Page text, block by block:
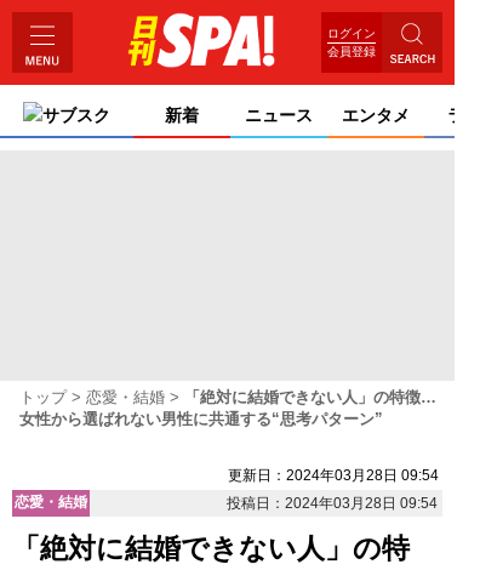
ログイン
会員登録
サブスク 新着 ニュース エンタメ ライ
トップ 恋愛・結婚
「絶対に結婚できない人」の特徴…
女性から選ばれない男性に共通する“思考パターン”
更新日：2024年03月28日 09:54
恋愛・結婚
投稿日：2024年03月28日 09:54
「絶対に結婚できない人」の特